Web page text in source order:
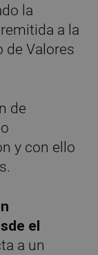
la
a la
de Valores
de
y con ello
el
a un